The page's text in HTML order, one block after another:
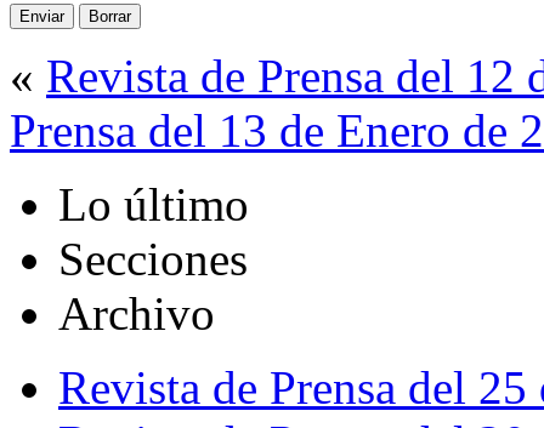
« Revista de Prensa del 12
Prensa del 13 de Enero de
Lo último
Secciones
Archivo
Revista de Prensa del